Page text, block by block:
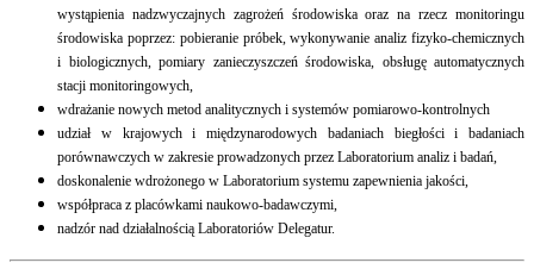
wystąpienia nadzwyczajnych zagrożeń środowiska oraz na rzecz monitoringu
środowiska poprzez: pobieranie próbek, wykonywanie analiz fizyko-chemicznych
i biologicznych, pomiary zanieczyszczeń środowiska, obsługę automatycznych
stacji monitoringowych,
wdrażanie nowych metod analitycznych i systemów pomiarowo-kontrolnych
udział w krajowych i międzynarodowych badaniach biegłości i badaniach
porównawczych w zakresie prowadzonych przez Laboratorium analiz i badań,
doskonalenie wdrożonego w Laboratorium systemu zapewnienia jakości,
współpraca z placówkami naukowo-badawczymi,
nadzór nad działalnością Laboratoriów Delegatur.